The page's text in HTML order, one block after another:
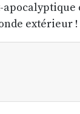
apocalyptique
extérieur !